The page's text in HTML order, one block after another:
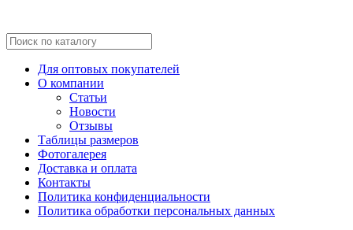
Для оптовых покупателей
О компании
Статьи
Новости
Отзывы
Таблицы размеров
Фотогалерея
Доставка и оплата
Контакты
Политика конфиденциальности
Политика обработки персональных данных